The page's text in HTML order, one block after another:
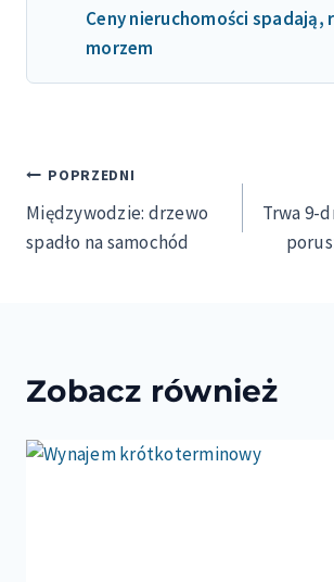
Ceny nieruchomości spadają,
morzem
Nawigacja
wpisu
POPRZEDNI
Międzywodzie: drzewo
spadło na samochód
Trwa 9-
Zobacz również